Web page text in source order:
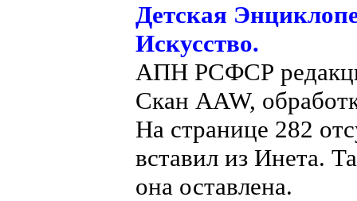
Детская
Искусство.
АПН РСФСР
Скан AAW,
На странице 282
вставил из Инета.
она оставлена.